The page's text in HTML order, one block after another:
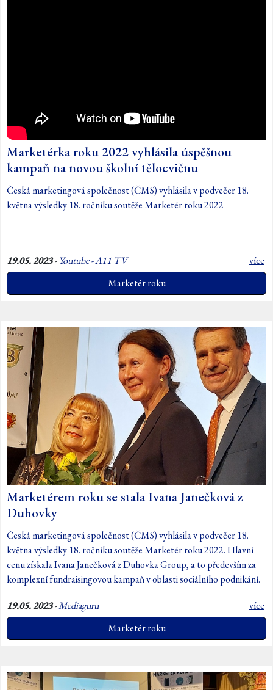
Marketérka roku 2022 vyhlásila úspěšnou
kampaň na novou školní tělocvičnu
Česká marketingová společnost (ČMS) vyhlásila v podvečer 18.
května výsledky 18. ročníku soutěže Marketér roku 2022
19.05. 2023-Youtube - A11 TV
více
Marketér roku
Marketérem roku se stala Ivana Janečková z
Duhovky
Česká marketingová společnost (ČMS) vyhlásila v podvečer 18.
května výsledky 18. ročníku soutěže Marketér roku 2022. Hlavní
cenu získala Ivana Janečková z Duhovka Group, a to především za
komplexní fundraisingovou kampaň v oblasti sociálního podnikání.
19.05. 2023-Mediaguru
více
Marketér roku